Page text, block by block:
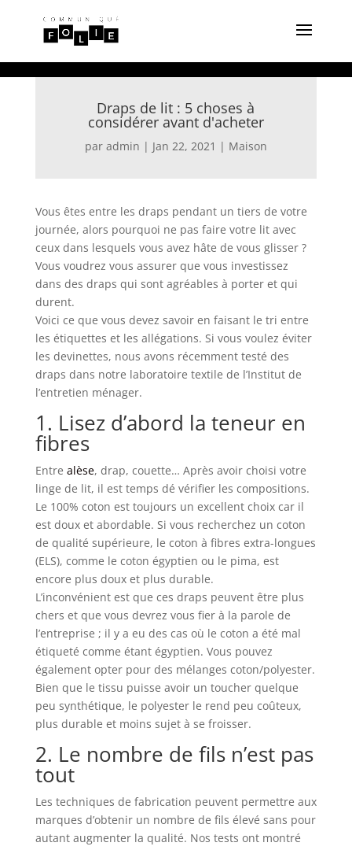
Draps de lit : 5 choses à
considérer avant d'acheter
par admin | Jan 22, 2021 | Maison
Vous êtes entre les draps pendant un tiers de votre
journée, alors pourquoi ne pas faire votre lit avec
ceux dans lesquels vous avez hâte de vous glisser ?
Vous voudrez vous assurer que vous investissez
dans des draps qui sont agréables à porter et qui
durent.
Voici ce que vous devez savoir en faisant le tri entre
les étiquettes et les allégations. Si vous voulez éviter
les devinettes, nous avons récemment testé des
draps dans notre laboratoire textile de l’Institut de
l’entretien ménager.
1. Lisez d’abord la teneur en
fibres
Entre alèse, drap, couette… Après avoir choisi votre
linge de lit, il est temps dé vérifier les compositions.
Le 100% coton est toujours un excellent choix car il
est doux et abordable. Si vous recherchez un coton
de qualité supérieure, le coton à fibres extra-longues
(ELS), comme le coton égyptien ou le pima, est
encore plus doux et plus durable.
L’inconvénient est que ces draps peuvent être plus
chers et que vous devrez vous fier à la parole de
l’entreprise ; il y a eu des cas où le coton a été mal
étiqueté comme étant égyptien. Vous pouvez
également opter pour des mélanges coton/polyester.
Bien que le tissu puisse avoir un toucher quelque
peu synthétique, le polyester le rend peu coûteux,
plus durable et moins sujet à se froisser.
2. Le nombre de fils n’est pas
tout
Les techniques de fabrication peuvent permettre aux
marques d’obtenir un nombre de fils élevé sans pour
autant augmenter la qualité. Nos tests ont montré